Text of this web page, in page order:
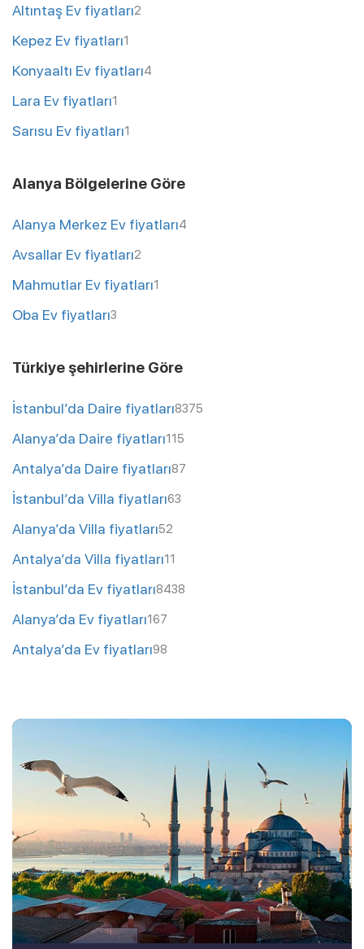
Altıntaş Ev fiyatları2
Kepez Ev fiyatları1
Konyaaltı Ev fiyatları4
Lara Ev fiyatları1
Sarısu Ev fiyatları1
Alanya Bölgelerine Göre
Alanya Merkez Ev fiyatları4
Avsallar Ev fiyatları2
Mahmutlar Ev fiyatları1
Oba Ev fiyatları3
Türkiye şehirlerine Göre
İstanbul’da Daire fiyatları8375
Alanya’da Daire fiyatları115
Antalya’da Daire fiyatları87
İstanbul’da Villa fiyatları63
Alanya’da Villa fiyatları52
Antalya’da Villa fiyatları11
İstanbul’da Ev fiyatları8438
Alanya’da Ev fiyatları167
Antalya’da Ev fiyatları98